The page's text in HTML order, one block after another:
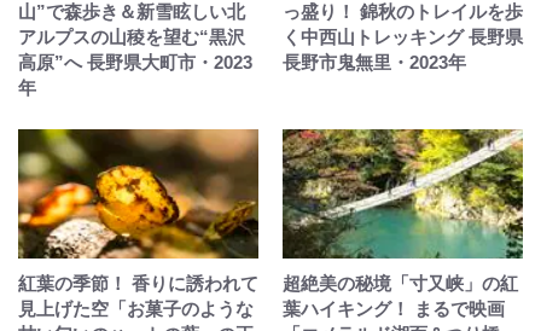
山”で森歩き＆新雪眩しい北
アルプスの山稜を望む“黒沢
高原”へ 長野県大町市・2023
年
っ盛り！ 錦秋のトレイルを歩
く中西山トレッキング 長野県
長野市鬼無里・2023年
紅葉の季節！ 香りに誘われて
見上げた空「お菓子のような
超絶美の秘境「寸又峡」の紅
葉ハイキング！ まるで映画